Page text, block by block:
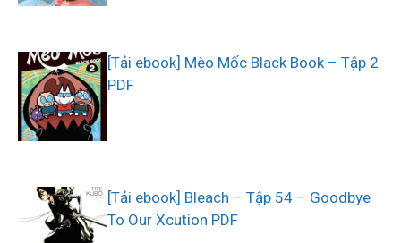
[Tải ebook] Mèo Mốc Black Book – Tập 2
PDF
[Tải ebook] Bleach – Tập 54 – Goodbye
To Our Xcution PDF